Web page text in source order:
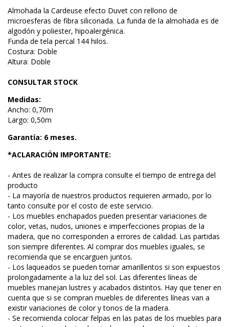
Almohada la Cardeuse efecto Duvet con rellono de
microesferas de fibra siliconada. La funda de la almohada es de
algodón y poliester, hipoalergénica.
Funda de tela percal 144 hilos.
Costura: Doble
Altura: Doble
CONSULTAR STOCK
Medidas:
Ancho: 0,70m
Largo: 0,50m
Garantía: 6 meses.
*ACLARACIÓN IMPORTANTE:
- Antes de realizar la compra consulte el tiempo de entrega del
producto
- La mayoría de nuestros productos requieren armado, por lo
tanto consulte por el costo de este servicio.
- Los muebles enchapados pueden presentar variaciones de
color, vetas, nudos, uniones e imperfecciones propias de la
madera, que no corresponden a errores de calidad. Las partidas
son siempre diferentes. Al comprar dos muebles iguales, se
recomienda que se encarguen juntos.
- Los laqueados se pueden tornar amarillentos si son expuestos
prolongadamente a la luz del sol. Las diferentes líneas de
muebles manejan lustres y acabados distintos. Hay que tener en
cuenta que si se compran muebles de diferentes líneas van a
existir variaciones de color y tonos de la madera.
- Se recomienda colocar felpas en las patas de los muebles para